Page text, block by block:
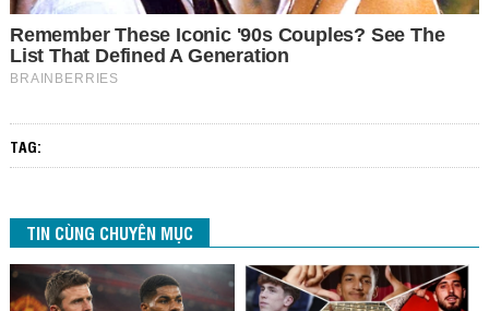
TAG:
TIN CÙNG CHUYÊN MỤC